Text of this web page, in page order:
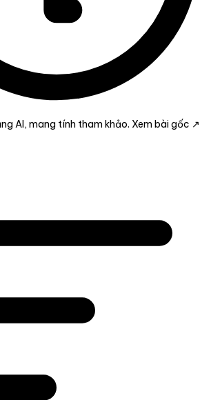
AI, mang tính tham khảo. Xem bài gốc ↗